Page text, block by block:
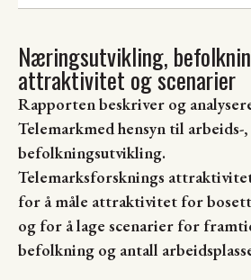
Næringsutvikling,
attraktivitet og scenarier
Rapporten beskriver og
Telemarkmed hensyn til
befolkningsutvikling.
Telemarksforsknings
for å måle attraktivitet for
og for å lage scenarier for
befolkning og antall